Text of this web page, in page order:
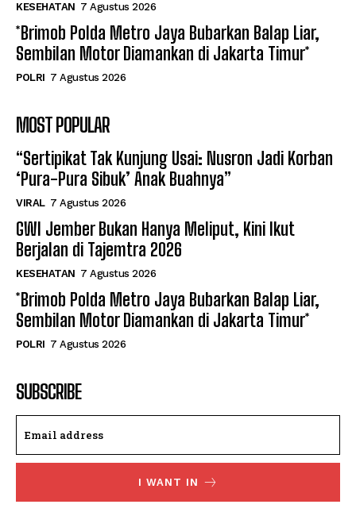
KESEHATAN 7 Agustus 2026
*Brimob Polda Metro Jaya Bubarkan Balap Liar,
Sembilan Motor Diamankan di Jakarta Timur*
POLRI 7 Agustus 2026
MOST POPULAR
“Sertipikat Tak Kunjung Usai: Nusron Jadi Korban
‘Pura-Pura Sibuk’ Anak Buahnya”
VIRAL 7 Agustus 2026
GWI Jember Bukan Hanya Meliput, Kini Ikut
Berjalan di Tajemtra 2026
KESEHATAN 7 Agustus 2026
*Brimob Polda Metro Jaya Bubarkan Balap Liar,
Sembilan Motor Diamankan di Jakarta Timur*
POLRI 7 Agustus 2026
SUBSCRIBE
I WANT IN